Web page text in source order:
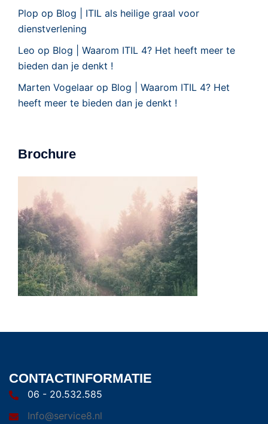
Plop op Blog | ITIL als heilige graal voor
dienstverlening
Leo op Blog | Waarom ITIL 4? Het heeft meer te
bieden dan je denkt !
Marten Vogelaar op Blog | Waarom ITIL 4? Het
heeft meer te bieden dan je denkt !
Brochure
CONTACTINFORMATIE
06 - 20.532.585
Info@service8.nl